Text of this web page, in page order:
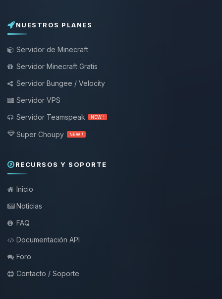
NUESTROS PLANES
Servidor de Minecraft
Servidor Minecraft Gratis
Servidor Bungee / Velocity
Servidor VPS
Servidor Teamspeak
NEW !
Super Choupy NEW !
RECURSOS Y SOPORTE
Inicio
Noticias
FAQ
Documentación API
Foro
Contacto / Soporte